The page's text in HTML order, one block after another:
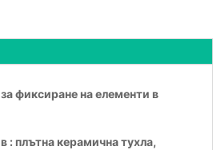
фиксиране на елементи в
: плътна керамична тухла,